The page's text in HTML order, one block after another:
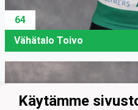
64
Vähätalo Toivo
Käytämme